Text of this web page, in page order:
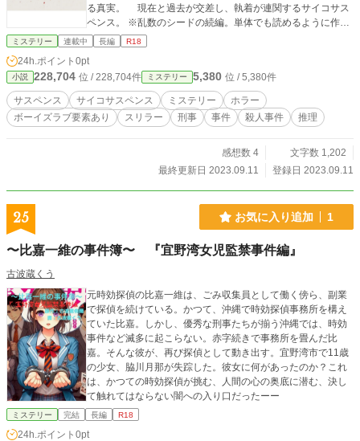
る真実。 現在と過去が交差し、執着が連関するサイコサス
ペンス。 ※乱数のシードの続編。単体でも読めるように作成
しました。 ※この作品は犯罪描写を含みますが、犯罪を助長
い描写なので同性愛に偏見がない方は是非。
ミステリー 連載中 長編 R18
24h.ポイント 0pt
小説 228,704 位 / 228,704件 ミステリー 5,380 位 / 5,380件
サスペンス サイコサスペンス ミステリー
ホラー
ボーイズラブ要素あり
スリラー 刑事 事件 殺人事件 推理
感想数 4
文字数 1,202
最終更新日 2023.09.11
登録日 2023.09.11
25 お気に入り追加 1
〜比嘉一維の事件簿〜 『宜野湾女児監禁事件編』
古波蔵くう
元時効探偵の比嘉一維は、ごみ収集員として働く傍ら、副業
で探偵を続けている。かつて、沖縄で時効探偵事務所を構え
ていた比嘉。しかし、優秀な刑事たちが揃う沖縄では、時効
事件など滅多に起こらない。赤字続きで事務所を畳んだ比
嘉。そんな彼が、再び探偵として動き出す。宜野湾市で11歳
の少女、脇川月那が失踪した。彼女に何があったのか？これ
は、かつての時効探偵が挑む、人間の心の奥底に潜む、決し
て触れてはならない闇への入り口だったーー
ミステリー 完結 長編 R18
24h.ポイント 0pt